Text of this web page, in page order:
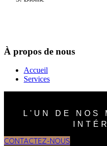
À propos de nous
Accueil
Services
L'UN DE NOS
CONTACTEZ-NOUS